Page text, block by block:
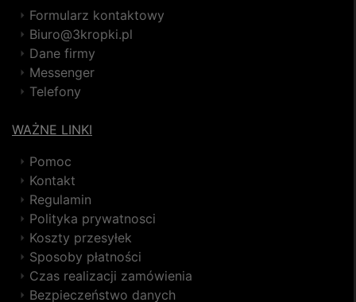
Formularz kontaktowy
Biuro@3kropki.pl
Dane firmy
Messenger
Telefony
WAŻNE LINKI
Pomoc
Kontakt
Regulamin
Polityka prywatnosci
Koszty przesyłek
Sposoby płatności
Czas realizacji zamówienia
Bezpieczeństwo danych